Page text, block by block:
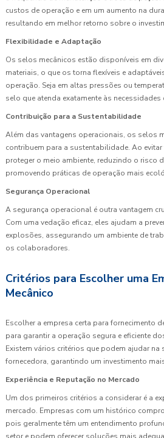
custos de operação e em um aumento na
resultando em melhor retorno sobre o
Flexibilidade e Adaptação
Os selos mecânicos estão disponíveis em
materiais, o que os torna flexíveis e
operação. Seja em altas pressões ou
selo que atenda exatamente às
Contribuição para a Sustentabilidade
Além das vantagens operacionais, os selos
contribuem para a sustentabilidade. Ao
proteger o meio ambiente, reduzindo o risco
promovendo práticas de operação mais
Segurança Operacional
A segurança operacional é outra vantagem
Com uma vedação eficaz, eles ajudam a
explosões, assegurando um ambiente de
os colaboradores.
Critérios para Escolher uma
Mecânico
Escolher a empresa certa para fornecimento
para garantir a operação segura e eficiente
Existem vários critérios que podem ajudar na
fornecedora, garantindo um investimento
Experiência e Reputação no Mercado
Um dos primeiros critérios a considerar é a
mercado. Empresas com um histórico
pois geralmente têm um entendimento
setor e podem oferecer soluções mais